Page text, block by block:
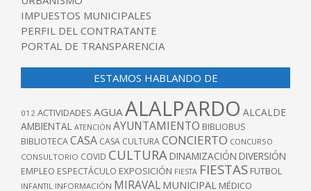
IMPUESTOS MUNICIPALES
PERFIL DEL CONTRATANTE
PORTAL DE TRANSPARENCIA
ESTAMOS HABLANDO DE
012 ACTIVIDADES AGUA ALALPARDO ALCALDE
AMBIENTAL ATENCIÓN AYUNTAMIENTO BIBLIOBUS
BIBLIOTECACASA CASA CULTURACONCIERTO CONCURSO
CONSULTORIO COVID CULTURA DINAMIZACIÓN DIVERSIÓN
EMPLEO ESPECTÁCULO EXPOSICIÓN FIESTA FIESTAS FUTBOL
INFANTIL INFORMACIÓN MIRAVAL MUNICIPAL MÉDICO